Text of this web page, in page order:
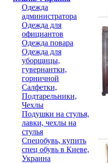
Одежда
администратора
Одежда для
официантов
Одежда повара
Одежда для
уборщицы,
гувернантки,
горничной
Салфетки,
Подтарельники,
Чехлы
Подушки на стулья,
лавки, чехлы на
стулья
Спецобувь, купить
спец обувь в Киеве,
Украина